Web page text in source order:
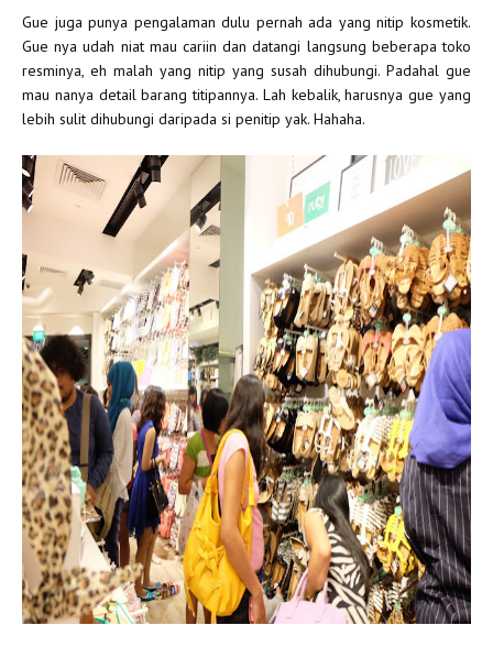
Gue juga punya pengalaman dulu pernah ada yang nitip kosmetik.
Gue nya udah niat mau cariin dan datangi langsung beberapa toko
resminya, eh malah yang nitip yang susah dihubungi. Padahal gue
mau nanya detail barang titipannya. Lah kebalik, harusnya gue yang
lebih sulit dihubungi daripada si penitip yak. Hahaha.